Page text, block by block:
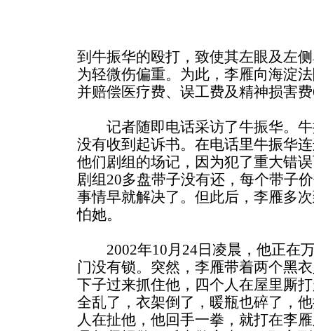
到牛振华的殴打，致使其左眼及左
为轻微伤偏重。为此，李雁向海淀
并赔偿医疗费、误工费及精神损害
记者随即电话采访了牛振华。牛
没有收到起诉书。在电话里牛振华
他们剧组的场记，因为犯了重大错
剧组20多盘带子没有还，每个带子
事情早就解决了。但此后，李雁多
怕她。
2002年10月24日凌晨，他正在
门没有锁。突然，李雁带着两个黑
下子过来抓住他，四个人在屋里厮
全乱了，衣架倒了，暖瓶也碎了，
人在扯他，他回手一拳，就打在李